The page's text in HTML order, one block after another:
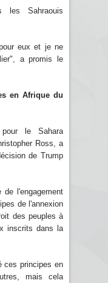
Sahraouis
eux et je ne
a promis le
en Afrique du
pour le Sahara
Ross, a
de Trump
de l'engagement
de l'annexion
des peuples à
inscrits dans la
ces principes en
mais cela